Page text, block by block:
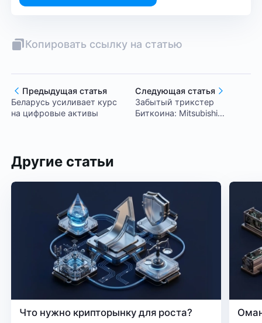
Копировать ссылку на статью
Предыдущая статья
Беларусь усиливает курс
на цифровые активы
Следующая статья
Забытый трикстер
Биткоина: Mitsubishi
Другие статьи
Что нужно крипторынку для роста?